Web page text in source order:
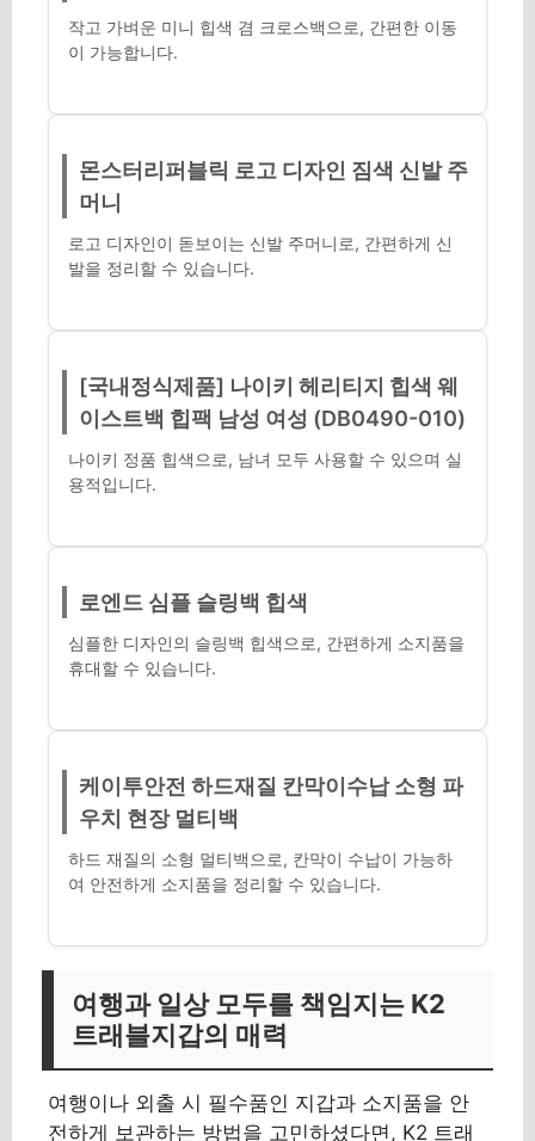
작고 가벼운 미니 힙색 겸 크로스백으로, 간편한 이동
이 가능합니다.
몬스터리퍼블릭 로고 디자인 짐색 신발 주
머니
로고 디자인이 돋보이는 신발 주머니로, 간편하게 신
발을 정리할 수 있습니다.
[국내정식제품] 나이키 헤리티지 힙색 웨
이스트백 힙팩 남성 여성 (DB0490-010)
나이키 정품 힙색으로, 남녀 모두 사용할 수 있으며 실
용적입니다.
로엔드 심플 슬링백 힙색
심플한 디자인의 슬링백 힙색으로, 간편하게 소지품을
휴대할 수 있습니다.
케이투안전 하드재질 칸막이수납 소형 파
우치 현장 멀티백
하드 재질의 소형 멀티백으로, 칸막이 수납이 가능하
여 안전하게 소지품을 정리할 수 있습니다.
여행과 일상 모두를 책임지는 K2
트래블지갑의 매력
여행이나 외출 시 필수품인 지갑과 소지품을 안
전하게 보관하는 방법을 고민하셨다면, K2 트래